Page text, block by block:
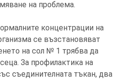
на проблема.
концентрации на
се възстановяват
на сол № 1 трябва да
За профилактика на
съединителната тъкан, два